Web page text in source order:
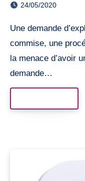
24/05/2020
Une demande d’explications pour une faute non
commise, une
la menace d’avoir
demande…